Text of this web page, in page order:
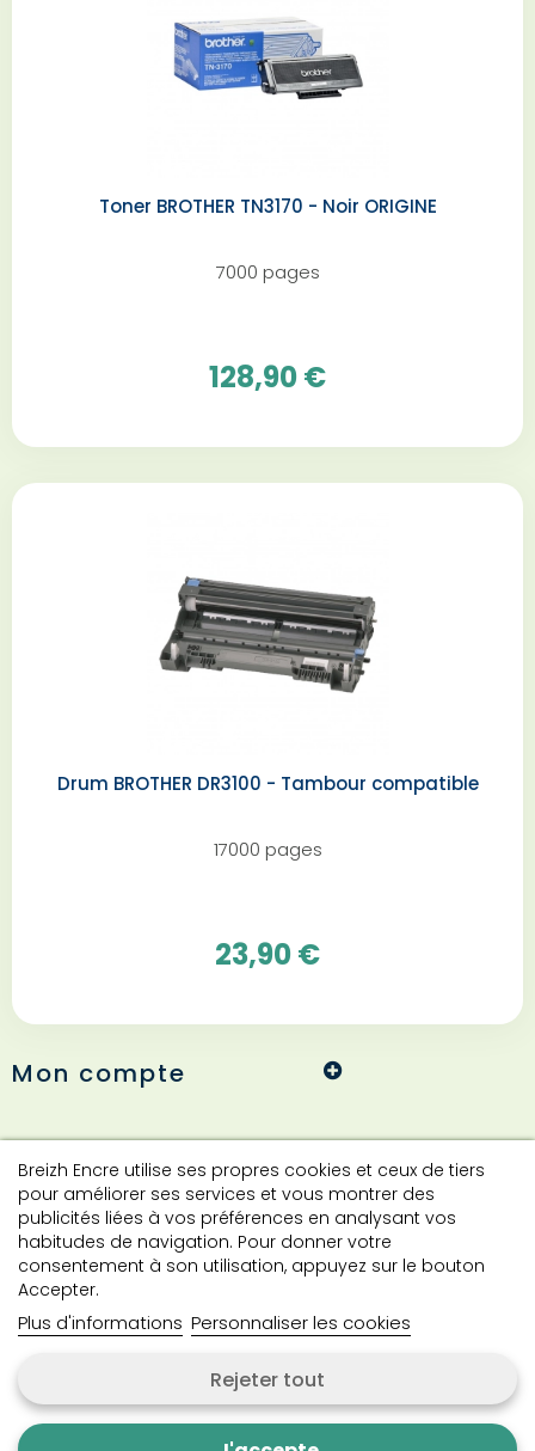
Breizh Encre utilise ses propres cookies et ceux de tiers
pour améliorer ses services et vous montrer des
publicités liées à vos préférences en analysant vos
habitudes de navigation. Pour donner votre
consentement à son utilisation, appuyez sur le bouton
Accepter.
Plus d'informations Personnaliser les cookies
Rejeter tout
Toner BROTHER TN3170 - Noir ORIGINE
7000 pages
128,90 €
Drum BROTHER DR3100 - Tambour compatible
17000 pages
23,90 €
Mon compte
Informations
Contact
Contactez-nous
Copyright © 2024 Breizh Encre. Tous droits réservés.